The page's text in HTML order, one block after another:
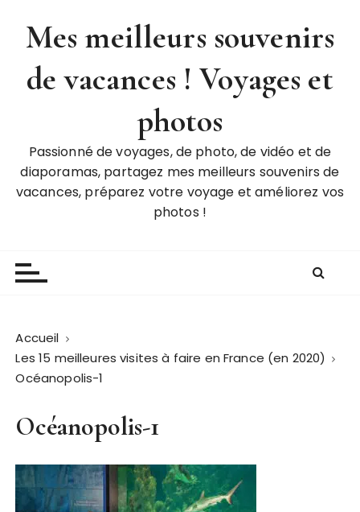
Mes meilleurs souvenirs
de vacances ! Voyages et
photos
Passionné de voyages, de photo, de vidéo et de
diaporamas, partagez mes meilleurs souvenirs de
vacances, préparez votre voyage et améliorez vos
photos !
Accueil
Les 15 meilleures visites à faire en France (en 2020)
Océanopolis-1
Océanopolis-1